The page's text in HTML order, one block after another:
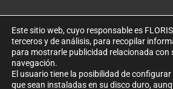
Tanatorio
Este sitio web, cuyo responsable es
terceros y de análisis, para recopilar
para mostrarle publicidad relacionada
navegación.
El usuario tiene la posibilidad de
que sean instaladas en su disco duro,